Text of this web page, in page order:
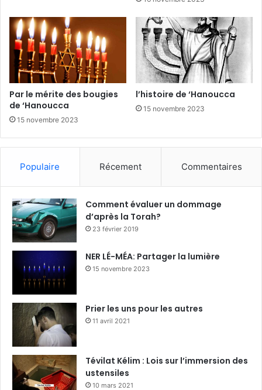
Par le mérite des bougies
de ‘Hanoucca
15 novembre 2023
l’histoire de ‘Hanoucca
15 novembre 2023
Populaire Récement Commentaires
Comment évaluer un dommage
d’après la Torah?
23 février 2019
NER LÉ-MÉA: Partager la lumière
15 novembre 2023
Prier les uns pour les autres
11 avril 2021
Tévilat Kélim : Lois sur l’immersion des
ustensiles
10 mars 2021